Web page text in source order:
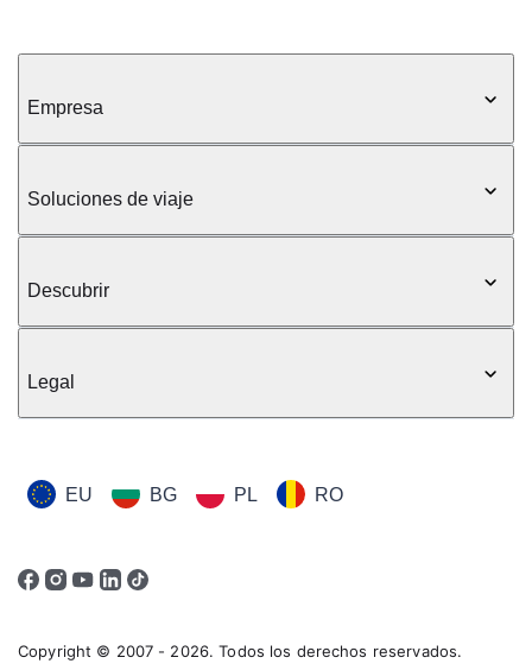
Empresa
Soluciones de viaje
Descubrir
Legal
EU BG PL RO
Copyright © 2007 - 2026. Todos los derechos reservados.